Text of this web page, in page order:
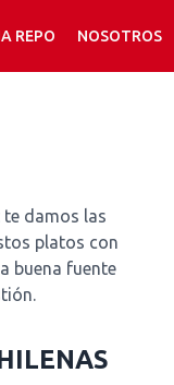
REPO NOSOTROS
te damos las
platos con
buena fuente